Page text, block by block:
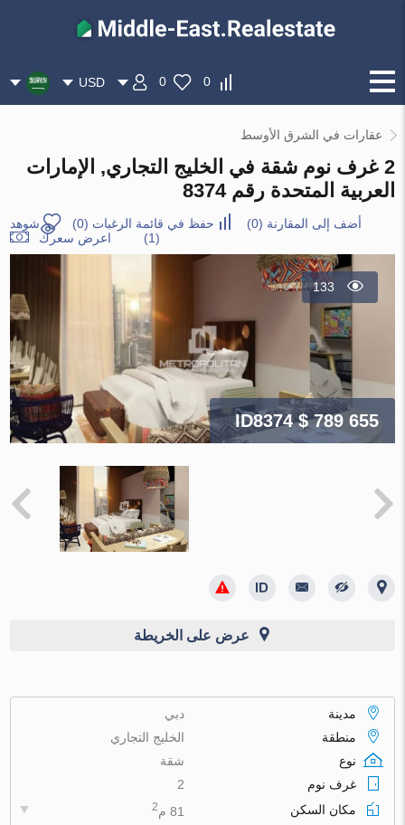
0
0
USD
عقارات في الشرق الأوسط
2 غرف نوم شقة في الخليج التجاري, الإمارات
العربية المتحدة رقم 8374
أضف إلى المقارنة (
0
) حفظ في قائمة الرغبات (
0
)
شوهد
(1)
اعرض سعرك
133
ID8374$ 789 655
عرض على الخريطة
مدينة
دبي
منطقة
الخليج التجاري
نوع
شقة
غرف نوم
2
مكان السكن
81 م 2